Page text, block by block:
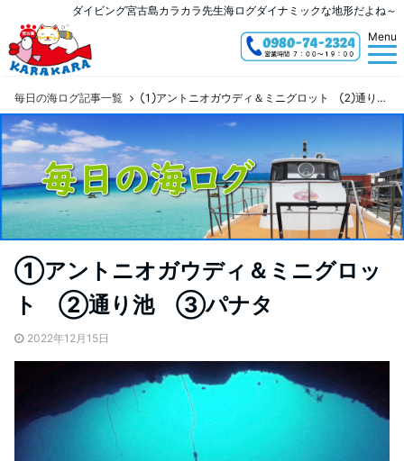
ダイビング宮古島カラカラ先生海ログダイナミックな地形だよね～
Menu
毎日の海ログ記事一覧 ①アントニオガウディ＆ミニグロット ②通り池 ③パナタ
①アントニオガウディ＆ミニグロッ
ト ②通り池 ③パナタ
2022年12月15日